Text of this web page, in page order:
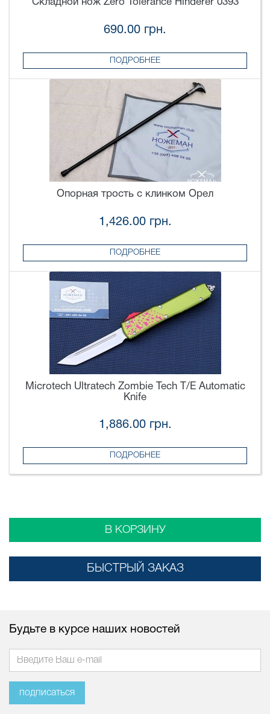
Складной нож Zero Tolerance Hinderer 0393
690.00 грн.
ПОДРОБНЕЕ
Опорная трость с клинком Орел
1,426.00 грн.
ПОДРОБНЕЕ
Microtech Ultratech Zombie Tech T/E Automatic
Knife
1,886.00 грн.
ПОДРОБНЕЕ
В КОРЗИНУ
БЫСТРЫЙ ЗАКАЗ
Будьте в курсе наших новостей
подписаться